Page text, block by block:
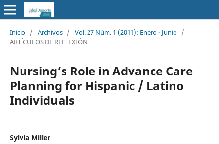
Inicio / Archivos / Vol. 27 Núm. 1 (2011): Enero - Junio /
ARTÍCULOS DE REFLEXIÓN
Nursing’s Role in Advance Care
Planning for Hispanic / Latino
Individuals
Sylvia Miller